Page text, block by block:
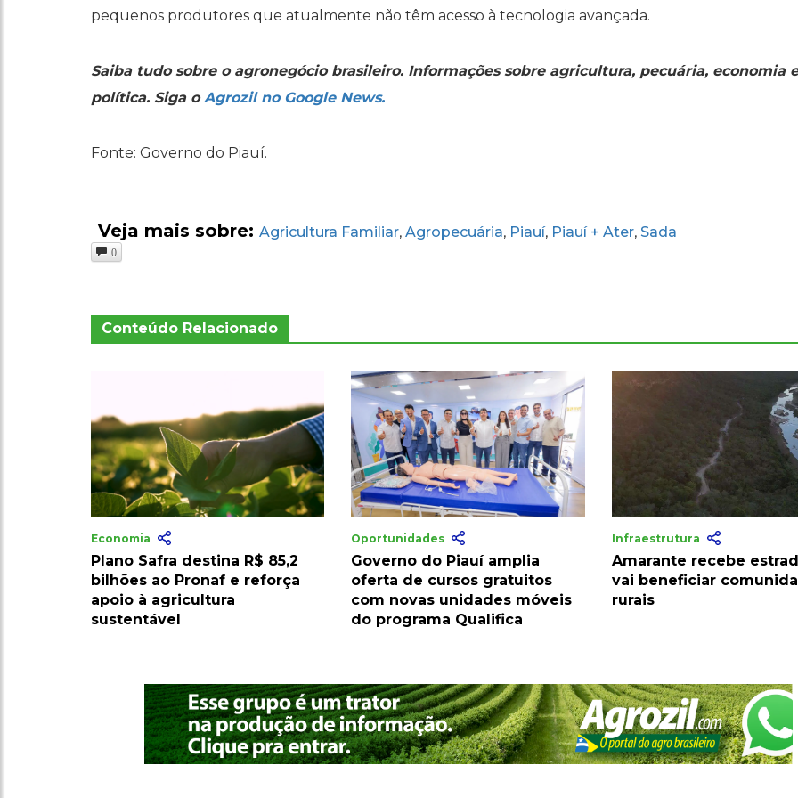
pequenos produtores que atualmente não têm acesso à tecnologia avançada.
Saiba tudo sobre o agronegócio brasileiro. Informações sobre agricultura, pecuária, economia e
política. Siga oAgrozil no Google News.
Fonte: Governo do Piauí.
Veja mais sobre: Agricultura Familiar, Agropecuária, Piauí, Piauí + Ater, Sada
0
Conteúdo Relacionado
Economia
Plano Safra destina R$ 85,2
bilhões ao Pronaf e reforça
apoio à agricultura
sustentável
Oportunidades
Governo do Piauí amplia
oferta de cursos gratuitos
com novas unidades móveis
do programa Qualifica
Infraestrutura
Amarante recebe
vai beneficiar
rurais